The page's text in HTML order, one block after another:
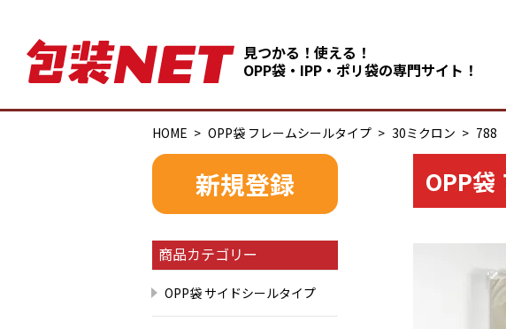
見つかる！使える！
OPP袋・IPP・ポリ袋の専門サイト！
HOME OPP袋 フレームシールタイプ 30ミクロン 788
新規登録
商品カテゴリー
OPP袋 サイドシールタイプ
OPP袋